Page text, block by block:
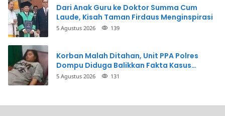
Dari Anak Guru ke Doktor Summa Cum
Laude, Kisah Taman Firdaus Menginspirasi
5 Agustus 2026 139
Korban Malah Ditahan, Unit PPA Polres
Dompu Diduga Balikkan Fakta Kasus
Penganiayaan
5 Agustus 2026 131